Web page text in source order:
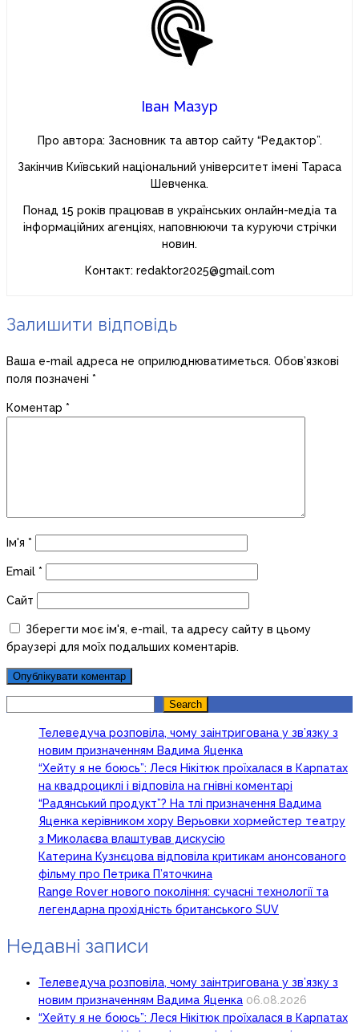
Іван Мазур
Про автора: Засновник та автор сайту “Редактор”.
Закінчив Київський національний університет імені Тараса
Шевченка.
Понад 15 років працював в українських онлайн-медіа та
інформаційних агенціях, наповнюючи та куруючи стрічки
новин.
Контакт: redaktor2025@gmail.com
Залишити відповідь
Ваша e-mail адреса не оприлюднюватиметься. Обов’язкові
поля позначені *
Коментар *
Ім'я *
Email *
Сайт
Зберегти моє ім'я, e-mail, та адресу сайту в цьому
браузері для моїх подальших коментарів.
Search
Телеведуча розповіла, чому заінтригована у зв’язку з
новим призначенням Вадима Яценка
“Хейту я не боюсь”: Леся Нікітюк проїхалася в Карпатах
на квадроциклі і відповіла на гнівні коментарі
“Радянський продукт”? На тлі призначення Вадима
Яценка керівником хору Верьовки хормейстер театру
з Миколаєва влаштував дискусію
Катерина Кузнєцова відповіла критикам анонсованого
фільму про Петрика П’яточкина
Range Rover нового покоління: сучасні технології та
легендарна прохідність британського SUV
Недавні записи
Телеведуча розповіла, чому заінтригована у зв’язку з
новим призначенням Вадима Яценка 06.08.2026
“Хейту я не боюсь”: Леся Нікітюк проїхалася в Карпатах